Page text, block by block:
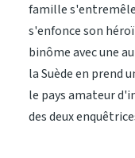
famille
s'enfonce son
binôme avec une
la Suède en prend
le pays amateur
des deux